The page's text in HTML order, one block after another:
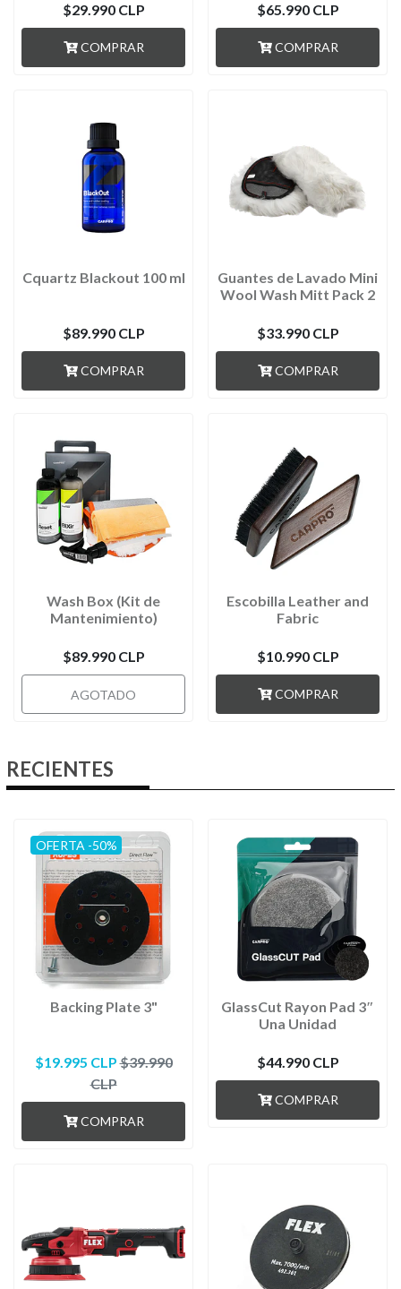
$29.990 CLP
COMPRAR
$65.990 CLP
COMPRAR
Cquartz Blackout 100 ml
$89.990 CLP
COMPRAR
Guantes de Lavado Mini
Wool Wash Mitt Pack 2
$33.990 CLP
COMPRAR
Wash Box (Kit de
Mantenimiento)
$89.990 CLP
AGOTADO
Escobilla Leather and
Fabric
$10.990 CLP
COMPRAR
RECIENTES
OFERTA -50%
Backing Plate 3"
$19.995 CLP$39.990
CLP
COMPRAR
GlassCut Rayon Pad 3″
Una Unidad
$44.990 CLP
COMPRAR